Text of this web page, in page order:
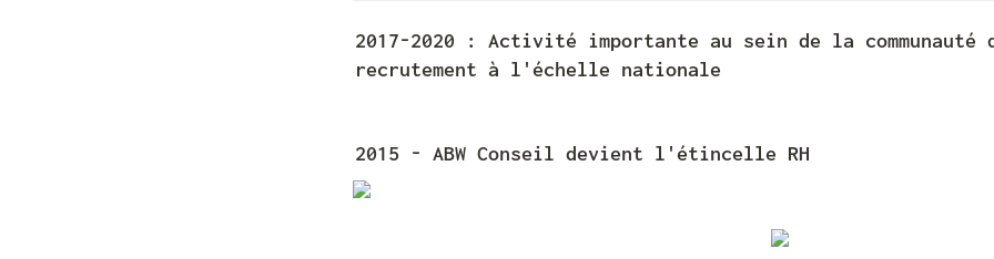
2017-2020 : Activité importante au sein de la communauté
recrutement à l'échelle nationale
2015 - ABW Conseil devient l'étincelle RH